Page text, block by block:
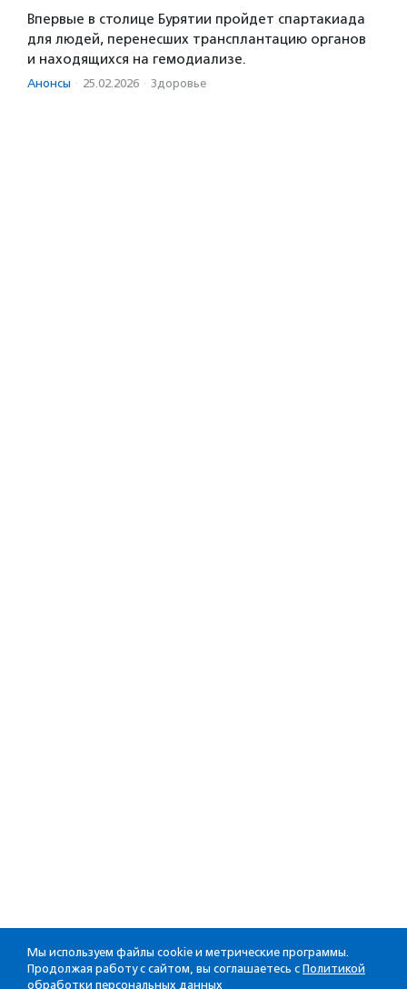
Впервые в столице Бурятии пройдет спартакиада
для людей, перенесших трансплантацию органов
и находящихся на гемодиализе.
Анонсы · 25.02.2026 · Здоровье
Мы используем файлы cookie и метрические программы.
Продолжая работу с сайтом, вы соглашаетесь с Политикой
обработки персональных данных